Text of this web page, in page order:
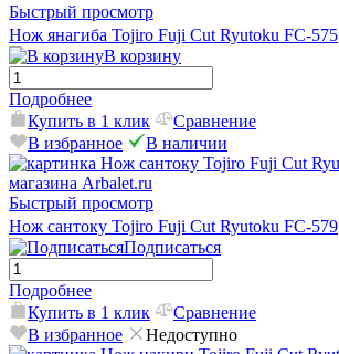
Быстрый просмотр
Нож янагиба Tojiro Fuji Cut Ryutoku FC-575
В корзину
Подробнее
Купить в 1 клик
Сравнение
В избранное
В наличии
Быстрый просмотр
Нож сантоку Tojiro Fuji Cut Ryutoku FC-579
Подписаться
Подробнее
Купить в 1 клик
Сравнение
В избранное
Недоступно